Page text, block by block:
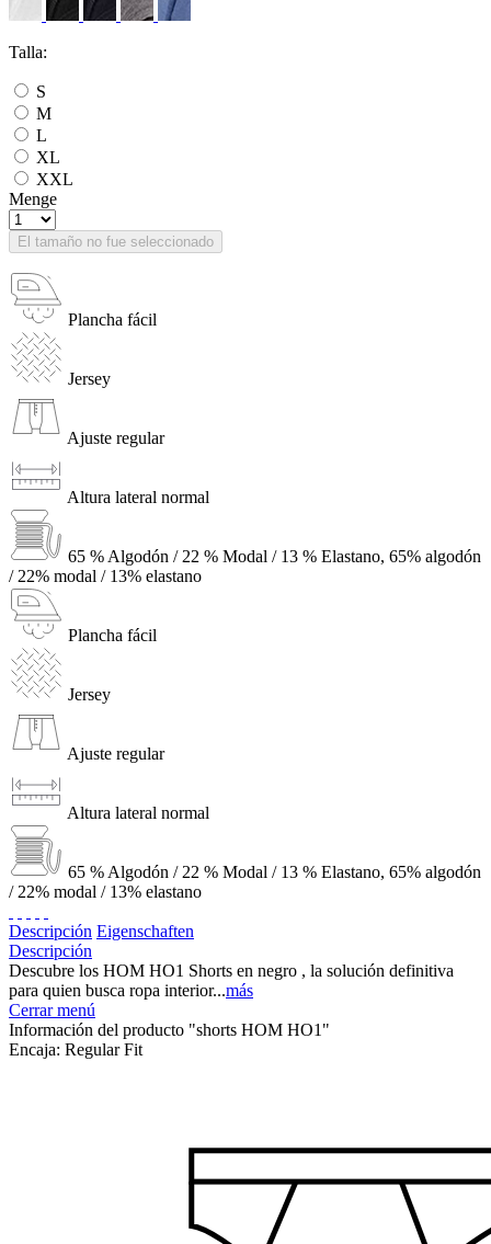
Talla:
S
M
L
XL
XXL
Menge
El tamaño no fue seleccionado
Plancha fácil
Jersey
Ajuste regular
Altura lateral normal
65 % Algodón / 22 % Modal / 13 % Elastano, 65% algodón
/ 22% modal / 13% elastano
Plancha fácil
Jersey
Ajuste regular
Altura lateral normal
65 % Algodón / 22 % Modal / 13 % Elastano, 65% algodón
/ 22% modal / 13% elastano
Descripción Eigenschaften
Descripción
Descubre los HOM HO1 Shorts en negro , la solución definitiva
para quien busca ropa interior...más
Cerrar menú
Información del producto "shorts HOM HO1"
Encaja: Regular Fit